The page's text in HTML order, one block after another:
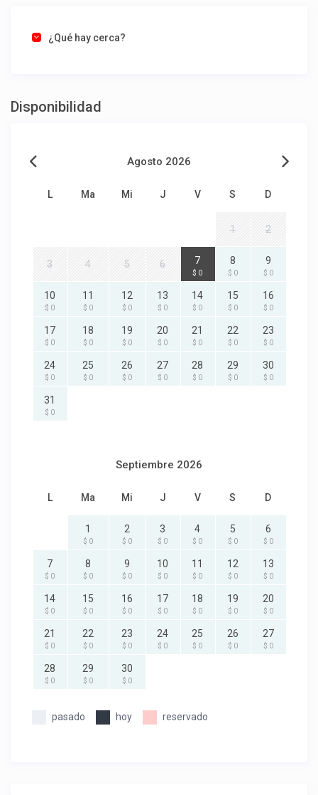
¿Qué hay cerca?
Disponibilidad
Agosto 2026
L Ma Mi J V S D
1 2
3 4 5 6 7
$ 0
8
$ 0
9
$ 0
10
$ 0
11
$ 0
12
$ 0
13
$ 0
14
$ 0
15
$ 0
16
$ 0
17
$ 0
18
$ 0
19
$ 0
20
$ 0
21
$ 0
22
$ 0
23
$ 0
24
$ 0
25
$ 0
26
$ 0
27
$ 0
28
$ 0
29
$ 0
30
$ 0
31
$ 0
Septiembre 2026
L Ma Mi J V S D
1
$ 0
2
$ 0
3
$ 0
4
$ 0
5
$ 0
6
$ 0
7
$ 0
8
$ 0
9
$ 0
10
$ 0
11
$ 0
12
$ 0
13
$ 0
14
$ 0
15
$ 0
16
$ 0
17
$ 0
18
$ 0
19
$ 0
20
$ 0
21
$ 0
22
$ 0
23
$ 0
24
$ 0
25
$ 0
26
$ 0
27
$ 0
28
$ 0
29
$ 0
30
$ 0
pasado hoy reservado